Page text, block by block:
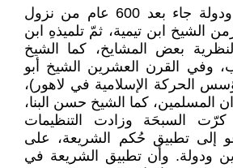
مفهوم الإسلام دين ودولة جاء بعد 600 عام من نزول
الشيخ ابن تيمية، ثمّ تلميذهِ ابن
بعض المشايخ، كما الشيخ
وفي القرن العشرين الشيخ أبو
الحركة الإسلامية في لاهور)،
المسلمين، كما الشيخ حسن البنا،
السبحَة وزادت التنظيمات
إلى تطبيق حُكم الشريعة، على
ودولة. وأن تطبيق الشريعة في